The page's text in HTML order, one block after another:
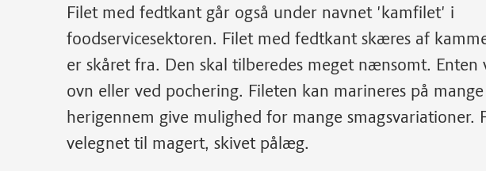
Filet med fedtkant går også under navnet 'kamfilet' i
foodservicesektoren. Filet med fedtkant skæres af
er skåret fra. Den skal tilberedes meget nænsomt. Enten
ovn eller ved pochering. Fileten kan marineres på
herigennem give mulighed for mange smagsvariationer.
velegnet til magert, skivet pålæg.